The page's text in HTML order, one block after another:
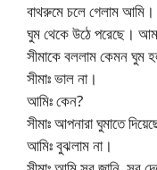
বাথরুমে চলে গেলাম
ঘুম থেকে উঠে পরেছে।
সীমাকে বললাম কেমন ঘুম
সীমাঃ ভাল না।
আমিঃ কেন?
সীমাঃ আপনারা ঘুমাতে
আমিঃ বুঝলাম না।